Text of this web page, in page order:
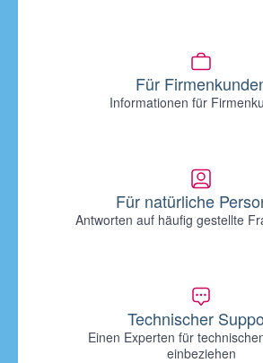
Für
Informationen für
Für natürliche
Antworten auf häufig gestellte
Technischer
Einen Experten für
einbeziehen